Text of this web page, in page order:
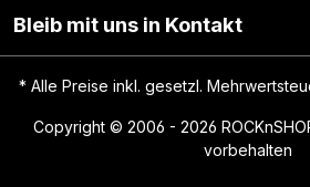
Bleib mit uns in Kontakt
* Alle Preise inkl. gesetzl.
Copyright © 2006 - 2026
vorbehalten